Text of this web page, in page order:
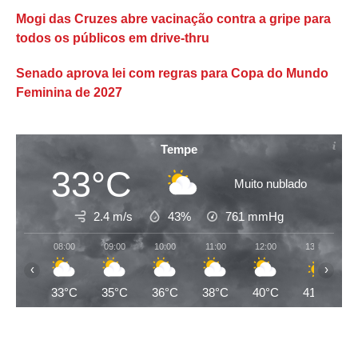
Mogi das Cruzes abre vacinação contra a gripe para
todos os públicos em drive-thru
Senado aprova lei com regras para Copa do Mundo
Feminina de 2027
Tempe
33°C Muito nublado
2.4 m/s 43% 761 mmHg
08:00
33°C
09:00
35°C
10:00
36°C
11:00
38°C
12:00
40°C
13:00
41°C
‹ ›